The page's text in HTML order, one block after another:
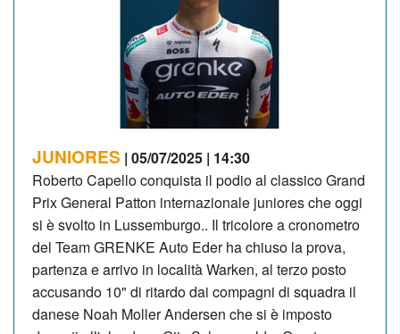
JUNIORES | 05/07/2025 | 14:30
Roberto Capello conquista il podio al classico Grand
Prix General Patton internazionale juniores che oggi
si è svolto in Lussemburgo.. Il tricolore a cronometro
del Team GRENKE Auto Eder ha chiuso la prova,
partenza e arrivo in località Warken, al terzo posto
accusando 10" di ritardo dai compagni di squadra il
danese Noah Moller Andersen che si è imposto